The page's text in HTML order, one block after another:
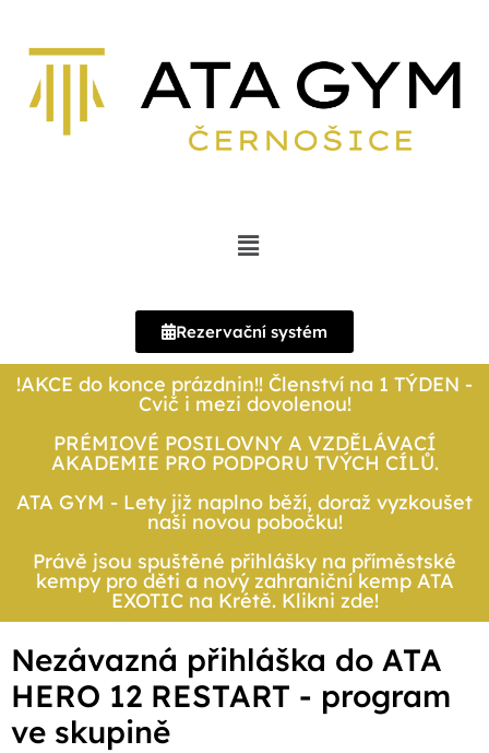
Rezervační systém
!AKCE do konce prázdnin!! Členství na 1 TÝDEN -
Cvič i mezi dovolenou!
PRÉMIOVÉ POSILOVNY A VZDĚLÁVACÍ
AKADEMIE PRO PODPORU TVÝCH CÍLŮ.
ATA GYM - Lety již naplno běží, doraž vyzkoušet
naši novou pobočku!
Právě jsou spuštěné přihlášky na příměstské
kempy pro děti a nový zahraniční kemp ATA
EXOTIC na Krétě. Klikni zde!
Nezávazná přihláška do ATA
HERO 12 RESTART - program
ve skupině